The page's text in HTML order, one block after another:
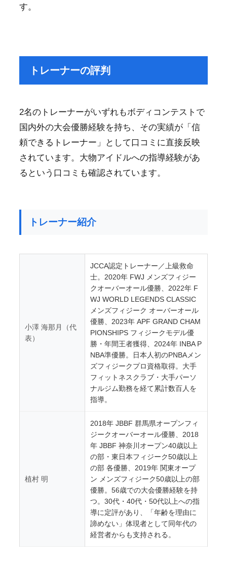
す。
トレーナーの評判
2名のトレーナーがいずれもボディコンテストで
国内外の大会優勝経験を持ち、その実績が「信
頼できるトレーナー」として口コミに直接反映
されています。大物アイドルへの指導経験があ
るという口コミも確認されています。
トレーナー紹介
小澤 海那月（代
表）
JCCA認定トレーナー／上級救命
士。2020年 FWJ メンズフィジー
クオーバーオール優勝、2022年 F
WJ WORLD LEGENDS CLASSIC
メンズフィジーク オーバーオール
優勝、2023年 APF GRAND CHAM
PIONSHIPS フィジークモデル優
勝・年間王者獲得、2024年 INBA P
NBA準優勝。日本人初のPNBAメン
ズフィジークプロ資格取得。大手
フィットネスクラブ・大手パーソ
ナルジム勤務を経て累計数百人を
指導。
植村 明
2018年 JBBF 群馬県オープンフィ
ジークオーバーオール優勝、2018
年 JBBF 神奈川オープン40歳以上
の部・東日本フィジーク50歳以上
の部 各優勝、2019年 関東オープ
ン メンズフィジーク50歳以上の部
優勝。56歳での大会優勝経験を持
つ。30代・40代・50代以上への指
導に定評があり、「年齢を理由に
諦めない」体現者として同年代の
経営者からも支持される。